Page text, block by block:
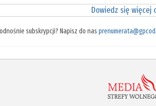
Dowiedz się więcej
subskrypcji? Napisz do nas